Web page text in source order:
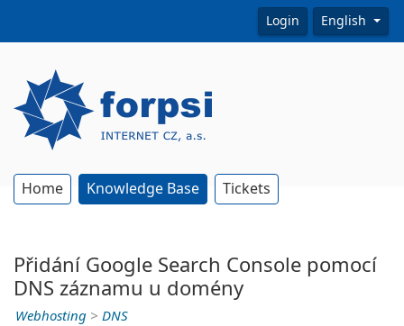
Login English
Home Knowledge Base Tickets
Přidání Google Search Console pomocí
DNS záznamu u domény
Webhosting > DNS